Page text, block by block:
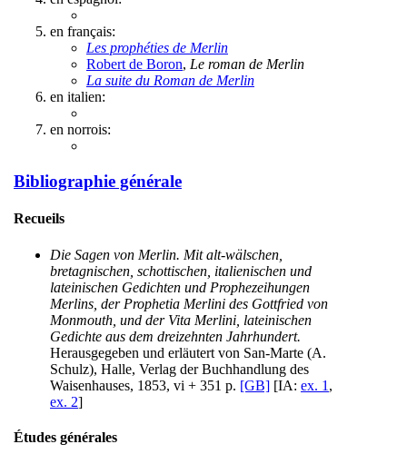
en français:
Les prophéties de Merlin
Robert de Boron, Le roman de Merlin
La suite du Roman de Merlin
en italien:
en norrois:
Bibliographie générale
Recueils
Die Sagen von Merlin. Mit alt-wälschen,
bretagnischen, schottischen, italienischen und
lateinischen Gedichten und Prophezeihungen
Merlins, der Prophetia Merlini des Gottfried von
Monmouth, und der Vita Merlini, lateinischen
Gedichte aus dem dreizehnten Jahrhundert.
Herausgegeben und erläutert von San-Marte (A.
Schulz), Halle, Verlag der Buchhandlung des
Waisenhauses, 1853, vi + 351 p. [GB] [IA: ex. 1 ,
ex. 2]
Études générales